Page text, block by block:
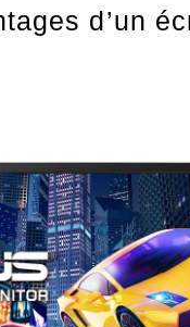
d’un